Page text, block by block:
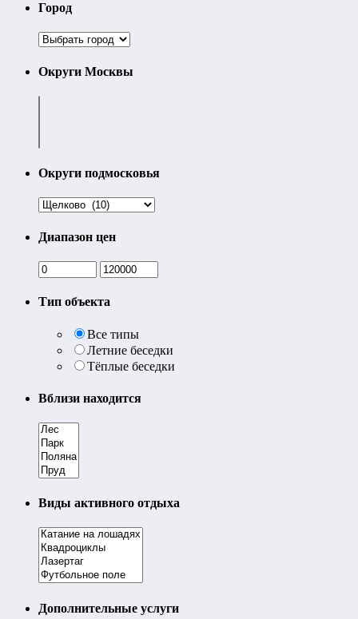
Город
Округи Москвы
Округи подмосковья
Диапазон цен
Тип объекта
Все типы
Летние беседки
Тёплые беседки
Вблизи находится
Виды активного отдыха
Дополнительные услуги